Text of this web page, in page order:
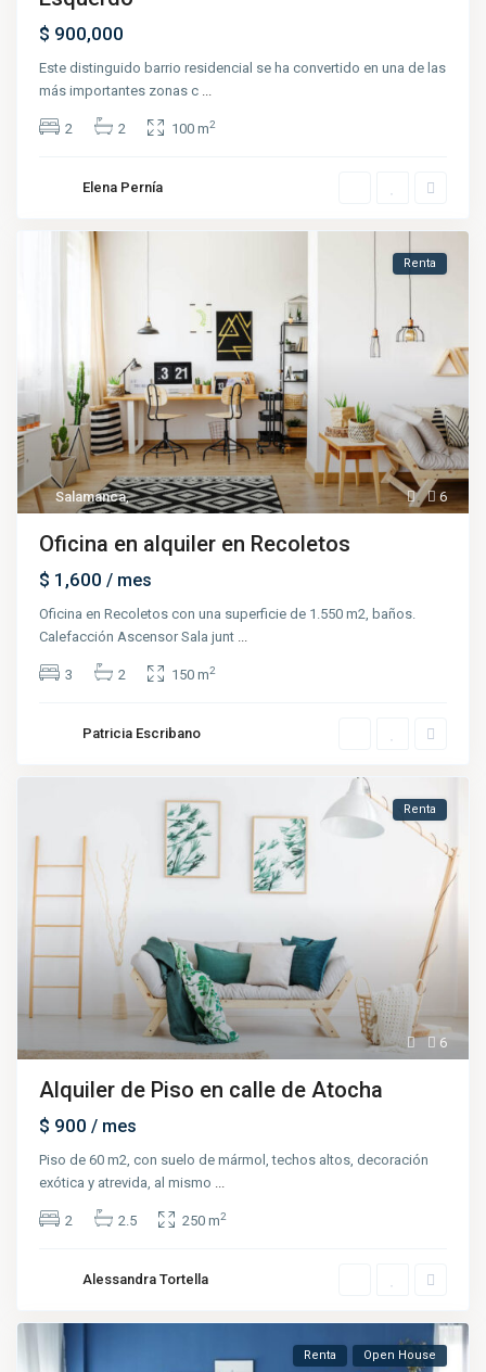
$ 900,000
Este distinguido barrio residencial se ha convertido en una de las
más importantes zonas c ...
2 2 100 m2
Elena Pernía
6
Salamanca,
Renta
Oficina en alquiler en Recoletos
$ 1,600/ mes
Oficina en Recoletos con una superficie de 1.550 m2, baños.
Calefacción Ascensor Sala junt
3 2 150 m2
Patricia Escribano
6
Renta
Alquiler de Piso en calle de Atocha
$ 900/ mes
Piso de 60 m2, con suelo de mármol, techos altos, decoración
exótica y atrevida, al mismo
2 2.5 250 m2
Alessandra Tortella
Renta Open House